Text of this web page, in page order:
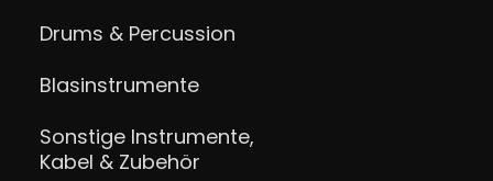
Drums & Percussion
Blasinstrumente
Sonstige Instrumente,
Kabel & Zubehör